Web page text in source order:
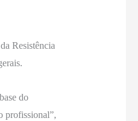
Resistência
do
profissional”,